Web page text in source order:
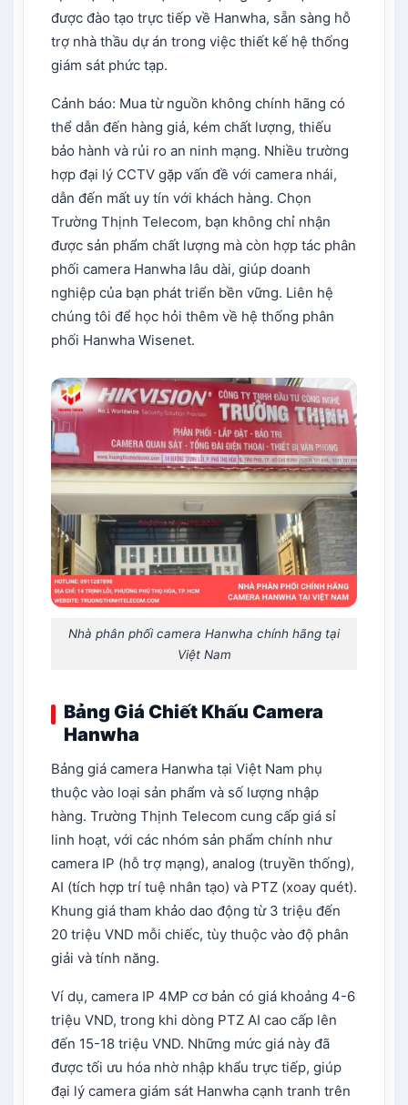
được đào tạo trực tiếp về Hanwha, sẵn sàng hỗ
trợ nhà thầu dự án trong việc thiết kế hệ thống
giám sát phức tạp.
Cảnh báo: Mua từ nguồn không chính hãng có
thể dẫn đến hàng giả, kém chất lượng, thiếu
bảo hành và rủi ro an ninh mạng. Nhiều trường
hợp đại lý CCTV gặp vấn đề với camera nhái,
dẫn đến mất uy tín với khách hàng. Chọn
Trường Thịnh Telecom, bạn không chỉ nhận
được sản phẩm chất lượng mà còn hợp tác phân
phối camera Hanwha lâu dài, giúp doanh
nghiệp của bạn phát triển bền vững. Liên hệ
chúng tôi để học hỏi thêm về hệ thống phân
phối Hanwha Wisenet.
Nhà phân phối camera Hanwha chính hãng tại
Việt Nam
Bảng Giá Chiết Khấu Camera
Hanwha
Bảng giá camera Hanwha tại Việt Nam phụ
thuộc vào loại sản phẩm và số lượng nhập
hàng. Trường Thịnh Telecom cung cấp giá sỉ
linh hoạt, với các nhóm sản phẩm chính như
camera IP (hỗ trợ mạng), analog (truyền thống),
AI (tích hợp trí tuệ nhân tạo) và PTZ (xoay quét).
Khung giá tham khảo dao động từ 3 triệu đến
20 triệu VND mỗi chiếc, tùy thuộc vào độ phân
giải và tính năng.
Ví dụ, camera IP 4MP cơ bản có giá khoảng 4-6
triệu VND, trong khi dòng PTZ AI cao cấp lên
đến 15-18 triệu VND. Những mức giá này đã
được tối ưu hóa nhờ nhập khẩu trực tiếp, giúp
đại lý camera giám sát Hanwha cạnh tranh trên